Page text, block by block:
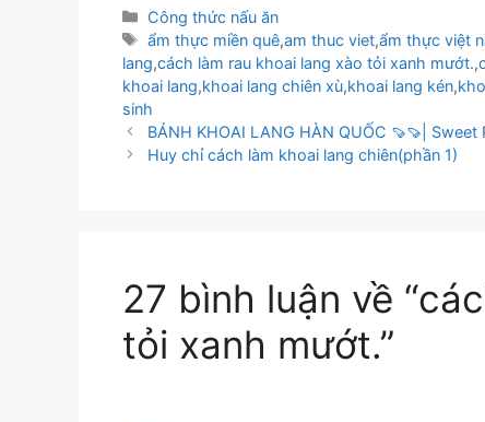
Danh
mục
Công thức nấu ăn
Thẻ
ẩm thực miền quê,am thuc viet,ẩm thực việt
lang,cách làm rau khoai lang xào tỏi xanh mướt.,
khoai lang,khoai lang chiên xù,khoai lang kén,
sinh
BÁNH KHOAI LANG HÀN QUỐC 🍠🍠|
Huy chỉ cách làm khoai lang chiên(phần 1)
27 bình luận về
tỏi xanh mướt.”